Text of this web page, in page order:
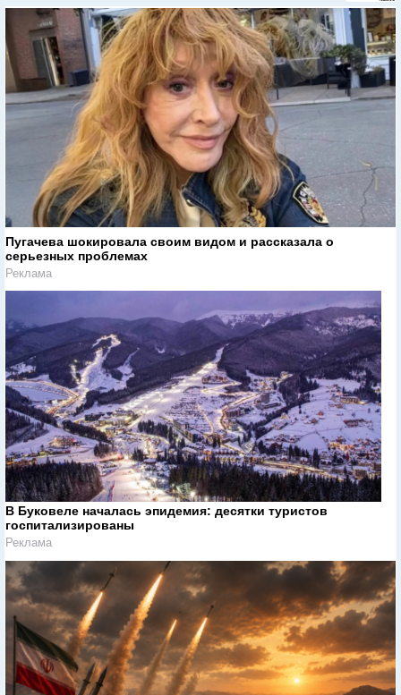
Пугачева шокировала своим видом и рассказала о
серьезных проблемах
Реклама
В Буковеле началась эпидемия: десятки туристов
госпитализированы
Реклама